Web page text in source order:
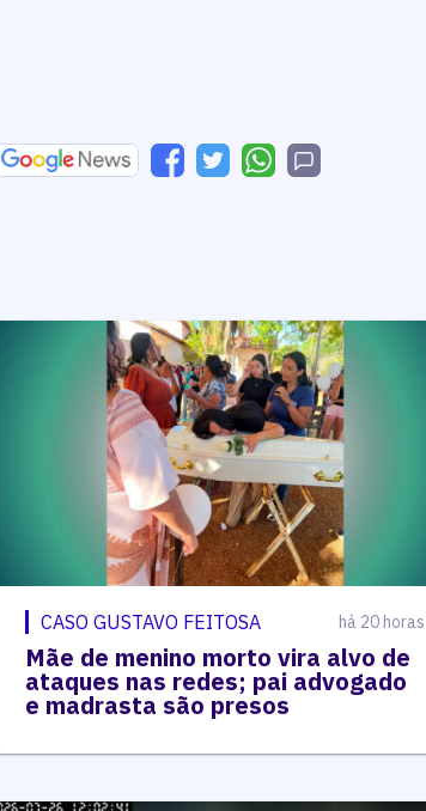
CASO GUSTAVO FEITOSA há 20 horas
Mãe de menino morto vira alvo de
ataques nas redes; pai advogado
e madrasta são presos